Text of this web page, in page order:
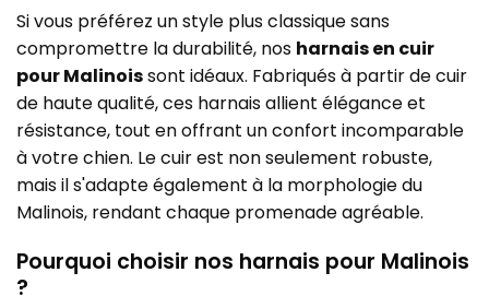
Si vous préférez un style plus classique sans
compromettre la durabilité, nos harnais en cuir
pour Malinoissont idéaux. Fabriqués à partir de cuir
de haute qualité, ces harnais allient élégance et
résistance, tout en offrant un confort incomparable
à votre chien. Le cuir est non seulement robuste,
mais il s'adapte également à la morphologie du
Malinois, rendant chaque promenade agréable.
Pourquoi choisir nos harnais pour Malinois
?